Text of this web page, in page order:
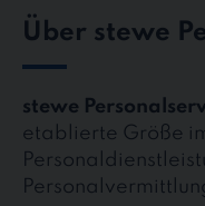
Über stewe
stewe
etablierte Größe